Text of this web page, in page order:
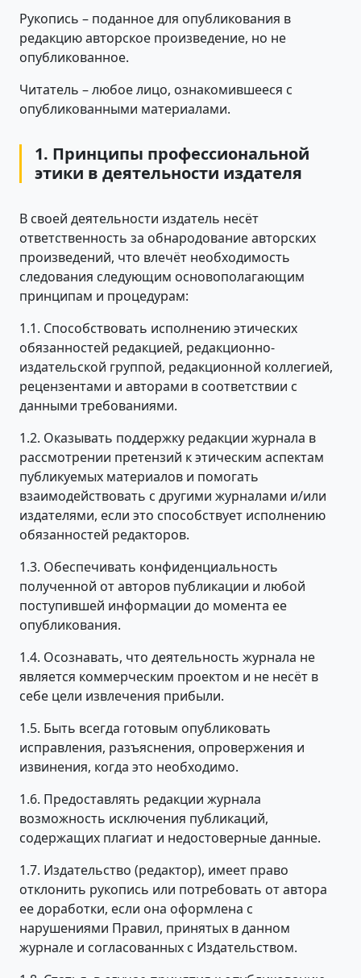
Рукопись – поданное для опубликования в
редакцию авторское произведение, но не
опубликованное.
Читатель – любое лицо, ознакомившееся с
опубликованными материалами.
1. Принципы профессиональной
этики в деятельности издателя
В своей деятельности издатель несёт
ответственность за обнародование авторских
произведений, что влечёт необходимость
следования следующим основополагающим
принципам и процедурам:
1.1. Способствовать исполнению этических
обязанностей редакцией, редакционно-
издательской группой, редакционной коллегией,
рецензентами и авторами в соответствии с
данными требованиями.
1.2. Оказывать поддержку редакции журнала в
рассмотрении претензий к этическим аспектам
публикуемых материалов и помогать
взаимодействовать с другими журналами и/или
издателями, если это способствует исполнению
обязанностей редакторов.
1.3. Обеспечивать конфиденциальность
полученной от авторов публикации и любой
поступившей информации до момента ее
опубликования.
1.4. Осознавать, что деятельность журнала не
является коммерческим проектом и не несёт в
себе цели извлечения прибыли.
1.5. Быть всегда готовым опубликовать
исправления, разъяснения, опровержения и
извинения, когда это необходимо.
1.6. Предоставлять редакции журнала
возможность исключения публикаций,
содержащих плагиат и недостоверные данные.
1.7. Издательство (редактор), имеет право
отклонить рукопись или потребовать от автора
ее доработки, если она оформлена с
нарушениями Правил, принятых в данном
журнале и согласованных с Издательством.